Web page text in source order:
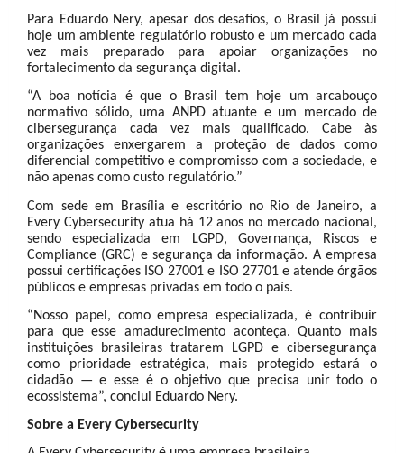
Para Eduardo Nery, apesar dos desafios, o Brasil já possui
hoje um ambiente regulatório robusto e um mercado cada
vez mais preparado para apoiar organizações no
fortalecimento da segurança digital.
“A boa notícia é que o Brasil tem hoje um arcabouço
normativo sólido, uma ANPD atuante e um mercado de
cibersegurança cada vez mais qualificado. Cabe às
organizações enxergarem a proteção de dados como
diferencial competitivo e compromisso com a sociedade, e
não apenas como custo regulatório.”
Com sede em Brasília e escritório no Rio de Janeiro, a
Every Cybersecurity atua há 12 anos no mercado nacional,
sendo especializada em LGPD, Governança, Riscos e
Compliance (GRC) e segurança da informação. A empresa
possui certificações ISO 27001 e ISO 27701 e atende órgãos
públicos e empresas privadas em todo o país.
“Nosso papel, como empresa especializada, é contribuir
para que esse amadurecimento aconteça. Quanto mais
instituições brasileiras tratarem LGPD e cibersegurança
como prioridade estratégica, mais protegido estará o
cidadão — e esse é o objetivo que precisa unir todo o
ecossistema”, conclui Eduardo Nery.
Sobre a Every Cybersecurity